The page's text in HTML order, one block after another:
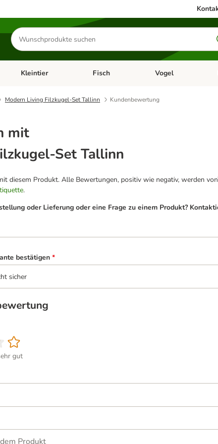
Produkte
suchen
& Zubehör
Kategorie-Menü öffnen: Hundefutter & Zubehör
Kleintier Kategorie-Menü öffnen: Kleintier
Fisch Kategorie-Menü
Vogel
Modern Living Filzkugel-Set Tallinn Kundenbewertung
mit
Set Tallinn
diesem Produkt. Alle Bewertungen, positiv wie negativ, werden
.
oder Lieferung oder eine Frage zu einem Produkt?
bestätigen *
sicher
gut